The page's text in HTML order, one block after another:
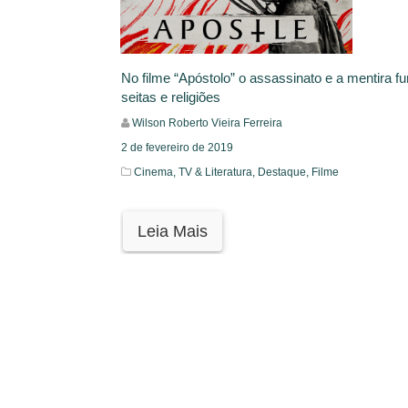
No filme “Apóstolo” o assassinato e a mentira
seitas e religiões
Wilson Roberto Vieira Ferreira
2 de fevereiro de 2019
Cinema, TV & Literatura, Destaque, Filme
Leia Mais